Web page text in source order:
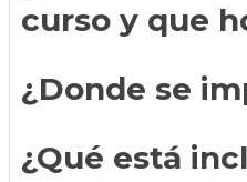
curso y que
¿Donde se
¿Qué está